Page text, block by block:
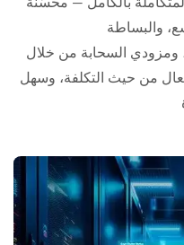
ومزودي السحابة من خلال
من حيث التكلفة، وسهل